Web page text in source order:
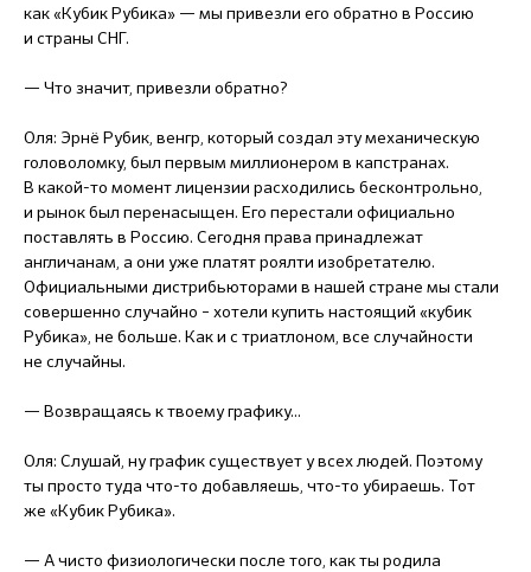
как «Кубик Рубика» — мы привезли его обратно в Россию
и страны СНГ.
— Что значит, привезли обратно?
Оля: Эрнё Рубик, венгр, который создал эту механическую
головоломку, был первым миллионером в капстранах.
В какой-то момент лицензии расходились бесконтрольно,
и рынок был перенасыщен. Его перестали официально
поставлять в Россию. Сегодня права принадлежат
англичанам, а они уже платят роялти изобретателю.
Официальными дистрибьюторами в нашей стране мы стали
совершенно случайно – хотели купить настоящий «кубик
Рубика», не больше. Как и с триатлоном, все случайности
не случайны.
— Возвращаясь к твоему графику...
Оля: Слушай, ну график существует у всех людей. Поэтому
ты просто туда что-то добавляешь, что-то убираешь. Тот
же «Кубик Рубика».
— А чисто физиологически после того, как ты родила